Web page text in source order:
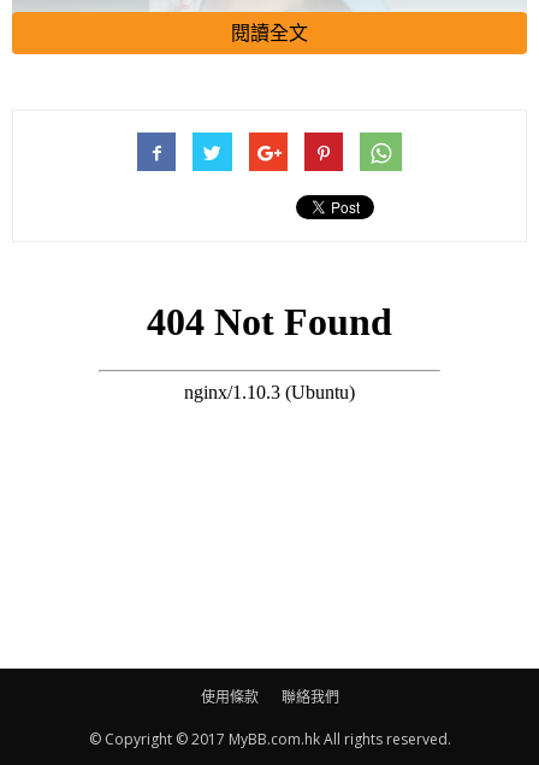
肯定有家人陪伴，應該已經出院了。” 保定市第二醫院院辦室表
搜尋 Travel
閱讀全文
使用條款 聯絡我們
© Copyright © 2017 MyBB.com.hk All rights reserved.